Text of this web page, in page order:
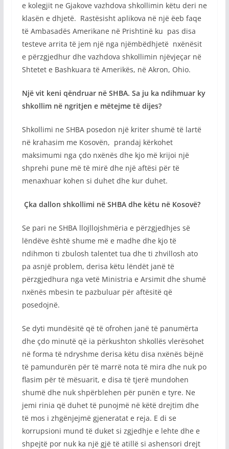
e kolegjit ne Gjakove vazhdova shkollimin këtu deri ne
klasën e dhjetë. Rastësisht aplikova në një ëeb faqe
të Ambasadës Amerikane në Prishtinë ku pas disa
testeve arrita të jem një nga njëmbëdhjetë nxënësit
e përzgjedhur dhe vazhdova shkollimin njëvjeçar në
Shtetet e Bashkuara të Amerikës, në Akron, Ohio.
Një vit keni qëndruar në SHBA. Sa ju ka ndihmuar ky
shkollim në ngritjen e mëtejme të dijes?
Shkollimi ne SHBA posedon një kriter shumë të lartë
në krahasim me Kosovën, prandaj kërkohet
maksimumi nga çdo nxënës dhe kjo më krijoi një
shprehi pune më të mirë dhe një aftësi për të
menaxhuar kohen si duhet dhe kur duhet.
Çka dallon shkollimi në SHBA dhe këtu në Kosovë?
Se pari ne SHBA llojllojshmëria e përzgjedhjes së
lëndëve është shume më e madhe dhe kjo të
ndihmon ti zbulosh talentet tua dhe ti zhvillosh ato
pa asnjë problem, derisa këtu lëndët janë të
përzgjedhura nga vetë Ministria e Arsimit dhe shumë
nxënës mbesin te pazbuluar për aftësitë që
posedojnë.
Se dyti mundësitë që të ofrohen janë të panumërta
dhe çdo minutë që ia përkushton shkollës vlerësohet
në forma të ndryshme derisa këtu disa nxënës bëjnë
të pamundurën për të marrë nota të mira dhe nuk po
flasim për të mësuarit, e disa të tjerë mundohen
shumë dhe nuk shpërblehen për punën e tyre. Ne
jemi rinia që duhet të punojmë në këtë drejtim dhe
të mos i zhgënjejmë gjeneratat e reja. E di se
korrupsioni mund të duket si zgjedhje e lehte dhe e
shpejtë por nuk ka një gjë të atillë si ashensori drejt